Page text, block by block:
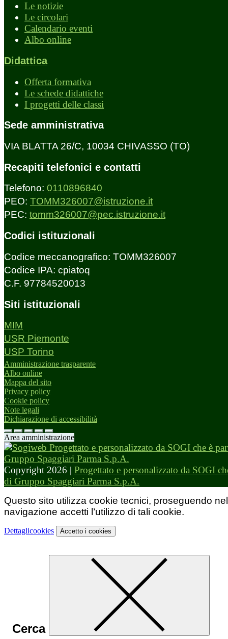
Le notizie
Le circolari
Calendario eventi
Albo online
Didattica
Offerta formativa
Le schede didattiche
I progetti delle classi
Sede amministrativa
VIA BLATTA 26/C, 10034 CHIVASSO (TO)
Recapiti telefonici e contatti
Telefono: 0110896840
PEO: TOMM326007@istruzione.it
PEC: tomm326007@pec.istruzione.it
Codici istituzionali
Codice meccanografico: TOMM326007
Codice IPA: cpiatoq
C.F. 97784520013
Siti istituzionali
MIM
USR Piemonte
USP Torino
Amministrazione trasparente
Albo online
Mappa del sito
Privacy policy
Cookie policy
Note legali
Dichiarazione di accessibilità
Area amministrazione
Copyright 2026 | Progettato e personalizzato da SOGI
di Gruppo Spaggiari Parma S.p.A.
Questo sito utilizza cookie tecnici, proseguendo
navigazione accetti l’utilizzo di tali cookie.
Dettaglicookies Accetto i cookies
Cerca